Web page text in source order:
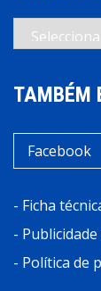
Arquivo
TAMBÉM
Facebook
- Ficha
-
- Política de